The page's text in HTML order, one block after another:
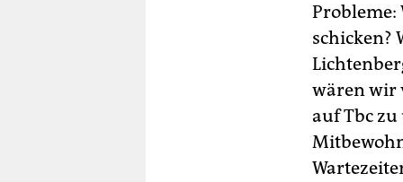
Probleme:
schicken?
wären wir
auf Tbc